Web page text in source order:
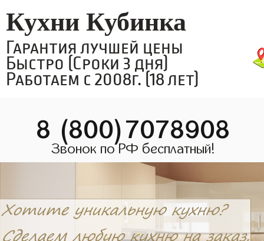
Кухни Кубинка
Гарантия лучшей цены
Быстро (Сроки 3 дня)
Работаем с 2008г. (18 лет)
8 (800)7078908
Звонок по РФ бесплатный!